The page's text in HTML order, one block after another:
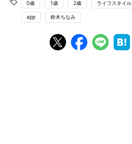
0歳 1歳 2歳 ライフスタイル
app 鈴木ちなみ